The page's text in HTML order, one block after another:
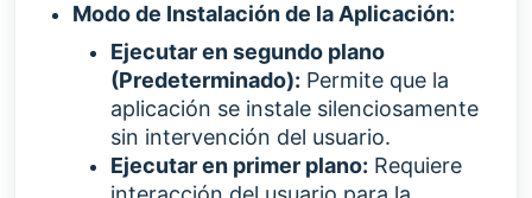
Modo de Instalación de la Aplicación:
Ejecutar en segundo plano
(Predeterminado): Permite que la
aplicación se instale silenciosamente
sin intervención del usuario.
Ejecutar en primer plano: Requiere